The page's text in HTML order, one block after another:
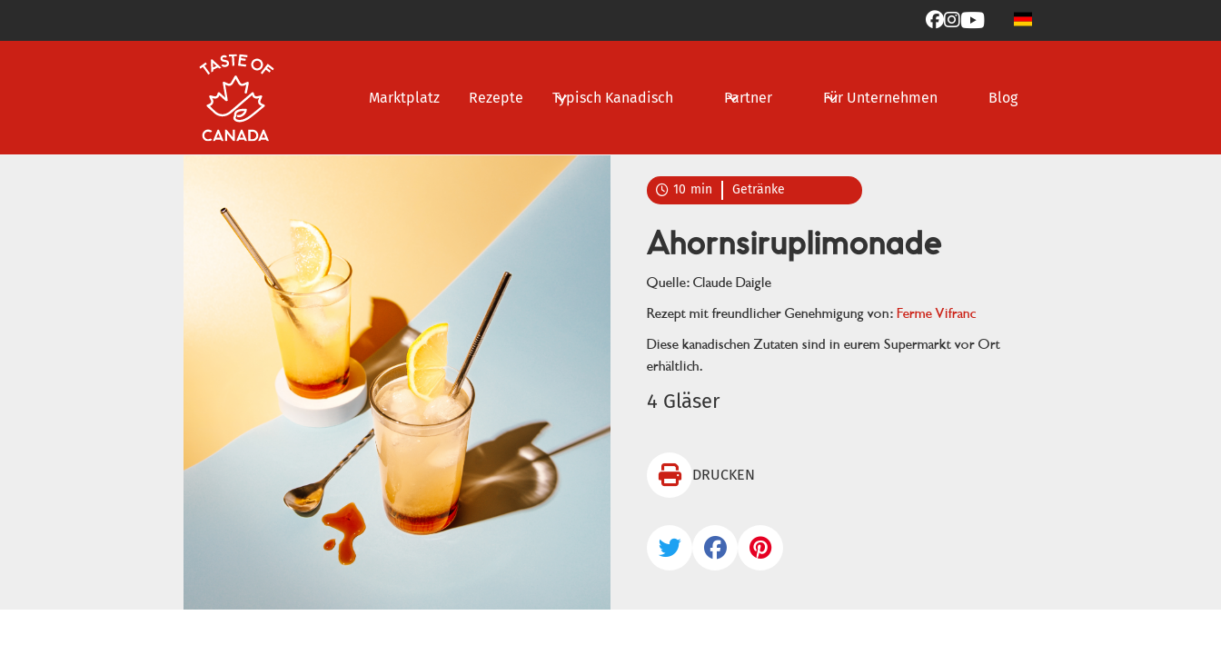

Marktplatz Rezepte Typisch Kanadisch Partner Für Unternehmen Blog
 10 min Getränke
Ahornsiruplimonade
Quelle: Claude Daigle
Rezept mit freundlicher Genehmigung von: Ferme Vifranc
Diese kanadischen Zutaten sind in eurem Supermarkt vor Ort
erhältlich.
4 Gläser
 DRUCKEN
  